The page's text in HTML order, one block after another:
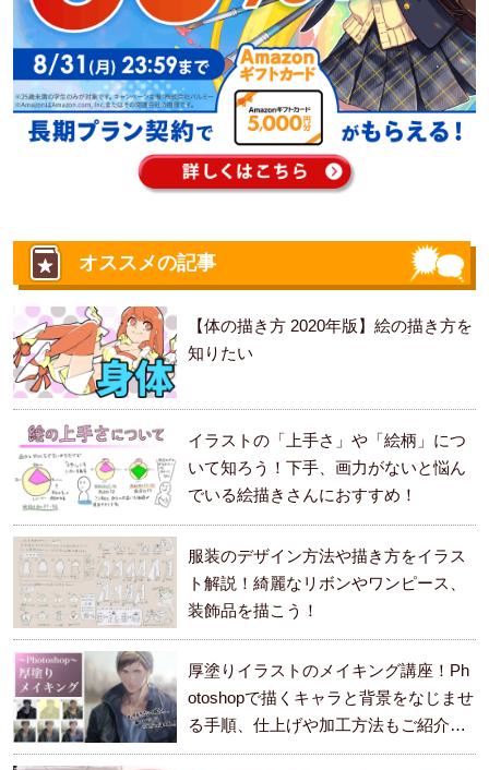
オススメの記事
【体の描き方 2020年版】絵の描き方を
知りたい
イラストの「上手さ」や「絵柄」につ
いて知ろう！下手、画力がないと悩ん
でいる絵描きさんにおすすめ！
服装のデザイン方法や描き方をイラス
ト解説！綺麗なリボンやワンピース、
装飾品を描こう！
厚塗りイラストのメイキング講座！Ph
otoshopで描くキャラと背景をなじませ
る手順、仕上げや加工方法もご紹介し
ます。